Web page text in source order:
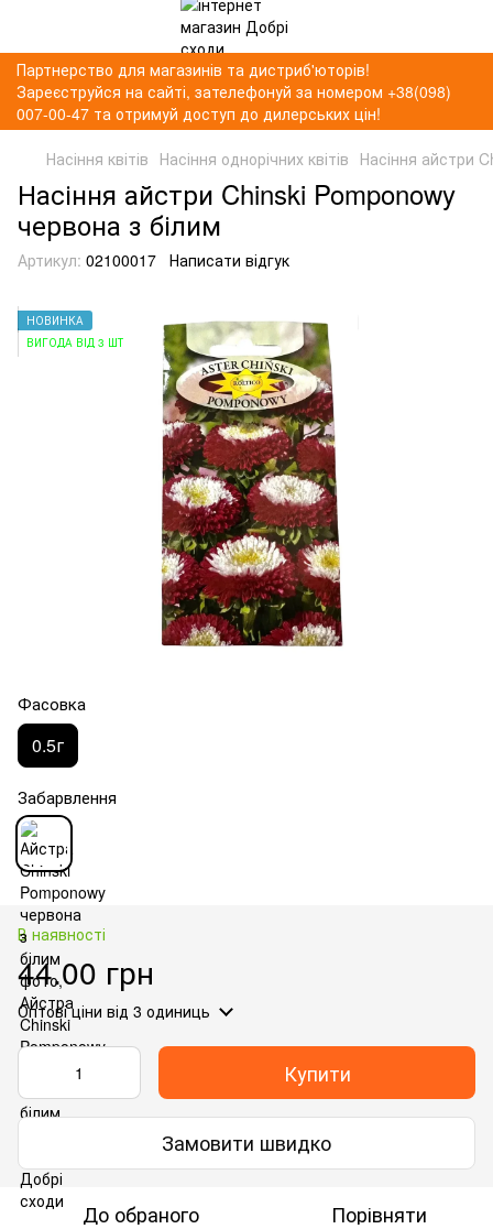
Партнерство для магазинів та дистриб'юторів!
Зареєструйся на сайті, зателефонуй за номером +38(098)
007-00-47 та отримуй доступ до дилерських цін!
Насіння квітів Насіння однорічних квітів Насіння айстри
Насіння айстри Chinski Pomponowy
червона з білим
Артикул: 02100017 Написати відгук
НОВИНКА
ВИГОДА ВІД 3 ШТ
Фасовка
0.5г
Забарвлення
В наявності
44.00 грн
Оптові ціни від 3 одиниць
Купити
Замовити швидко
До обраного Порівняти